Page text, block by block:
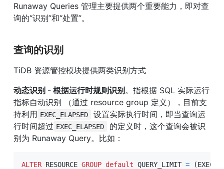
Runaway Queries 管理主要提供两个重要能力，即对查
询的“识别”和“处置”。
查询的识别
TiDB 资源管控模块提供两类识别方式
动态识别 - 根据运行时规则识别。指根据 SQL 实际运行
指标自动识别 （通过 resource group 定义），目前支
持利用 EXEC_ELAPSED
设置实际执行时间，即当查询运
行时间超过 EXEC_ELAPSED
的定义时，这个查询会被识
别为 Runaway Query。比如：
ALTER RESOURCE GROUP default QUERY_LIMIT = (